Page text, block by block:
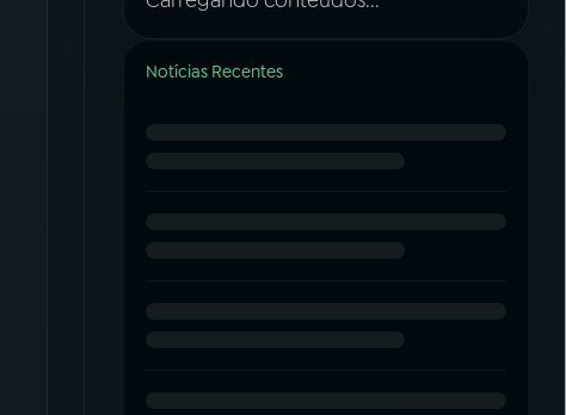
Notícias Recentes